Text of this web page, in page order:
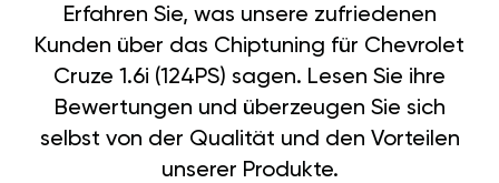
Erfahren Sie, was unsere zufriedenen
Kunden über das Chiptuning für Chevrolet
Cruze 1.6i (124PS) sagen. Lesen Sie ihre
Bewertungen und überzeugen Sie sich
selbst von der Qualität und den Vorteilen
unserer Produkte.